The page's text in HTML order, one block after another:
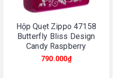
Hộp Quẹt Zippo 47158
Butterfly Bliss Design
Candy Raspberry
790.000₫